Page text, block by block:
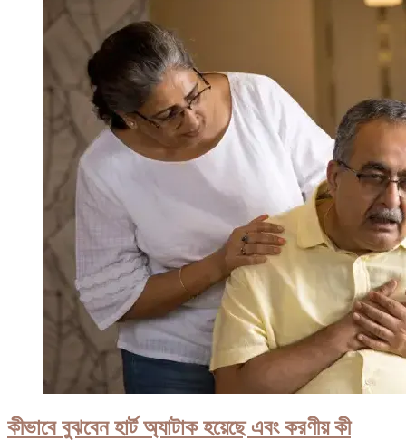
কীভাবে বুঝবেন হার্ট অ্যাটাক হয়েছে এবং করণীয় কী